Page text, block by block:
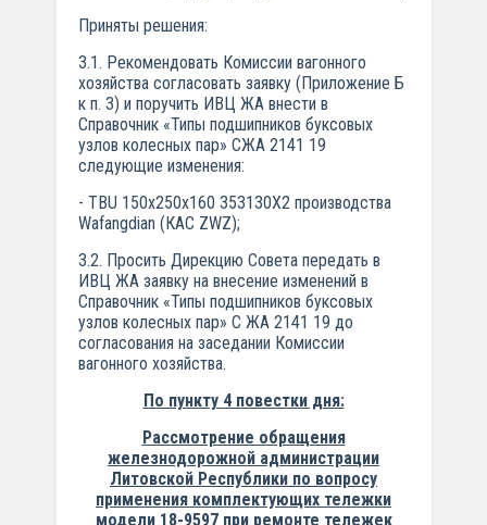
Приняты решения:
3.1. Рекомендовать Комиссии вагонного
хозяйства согласовать заявку (Приложение Б
к п. 3) и поручить ИВЦ ЖА внести в
Справочник «Типы подшипников буксовых
узлов колесных пар» СЖА 2141 19
следующие изменения:
- TBU 150x250x160 353130Х2 производства
Wafangdian (КАС ZWZ);
3.2. Просить Дирекцию Совета передать в
ИВЦ ЖА заявку на внесение изменений в
Справочник «Типы подшипников буксовых
узлов колесных пар» С ЖА 2141 19 до
согласования на заседании Комиссии
вагонного хозяйства.
По пункту 4 повестки дня:
Рассмотрение обращения
железнодорожной администрации
Литовской Республики по вопросу
применения комплектующих тележки
модели 18-9597 при ремонте тележек